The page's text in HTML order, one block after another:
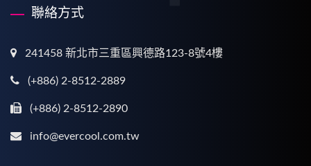
聯絡方式
241458 新北市三重區興德路123-8號4樓
(+886) 2-8512-2889
(+886) 2-8512-2890
info@evercool.com.tw